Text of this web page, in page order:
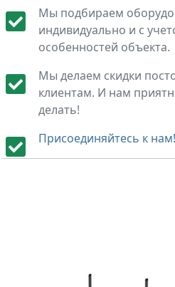
Мы подбираем
индивидуально и с
особенностей объекта.
Мы делаем скидки
клиентам. И нам
делать!
Присоединяйтесь к нам!